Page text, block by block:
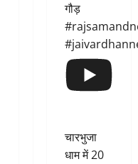
गौड़
चारभुजा
धाम में 20